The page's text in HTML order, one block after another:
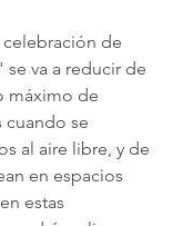
de
va a reducir de
máximo de
cuando se
al aire libre, y de
en espacios
estas